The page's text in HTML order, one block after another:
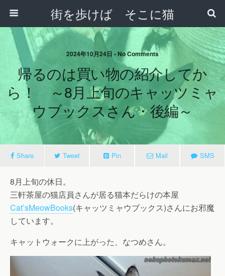
街を歩けば そこに猫
2024年10月24日 • No Comments
帰るのは買い物の紹介してか
ら！ ～8月上旬のキャッツミャ
ウブックスさん・後編～
Share Tweet Pin Mail SMS
8月上旬の休日。
三軒茶屋の猫店員さんが居る猫本だらけの本屋
Cat’sMeowBooks(キャッツミャウブックス)さんにお邪魔
しています。
キャットウォークに上がった、なつめさん。